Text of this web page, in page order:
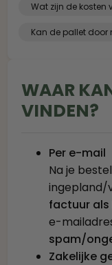
Wat zijn de kosten
Kan de pallet door
WAAR
VINDEN?
Per e-mail
Na je
ingepland/
factuur als
e-
spam/
Zakelijke